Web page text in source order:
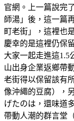
官網。上一篇說完
師湯」後，這一篇
町老街」，這裡也
慶幸的是這裡仍保
大家一起走進這1.5
山出身企業返鄉帶
老街得以保留該有
像沖繩的豆腐），
げたのは，還味道
帶動人潮的群言堂